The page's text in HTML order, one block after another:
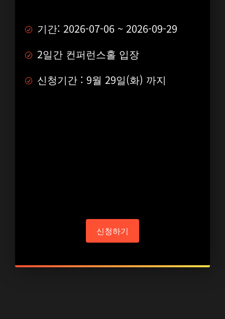
기간: 2026-07-06 ~ 2026-09-29
2일간 컨퍼런스홀 입장
신청기간 : 9월 29일(화) 까지
신청하기